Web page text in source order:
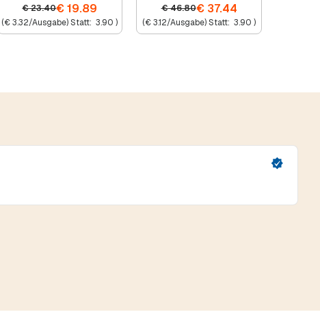
€23.40€19.89
(€3.32/Ausgabe) Statt: 3.90 )
€46.80€37.44
(€3.12/Ausgabe) Statt: 3.90 )